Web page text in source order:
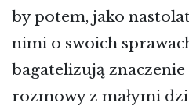
by potem, jako
nimi o swoich
bagatelizują
rozmowy z małymi